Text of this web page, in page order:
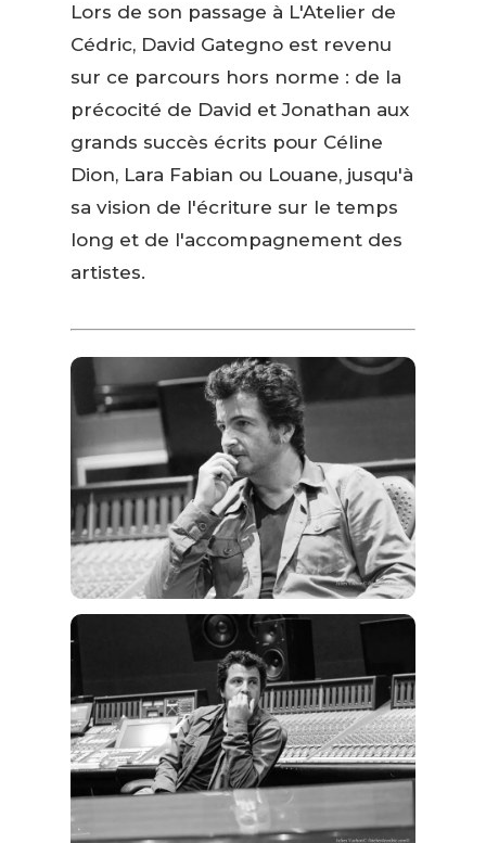
Lors de son passage à L'Atelier de
Cédric, David Gategno est revenu
sur ce parcours hors norme : de la
précocité de David et Jonathan aux
grands succès écrits pour Céline
Dion, Lara Fabian ou Louane, jusqu'à
sa vision de l'écriture sur le temps
long et de l'accompagnement des
artistes.